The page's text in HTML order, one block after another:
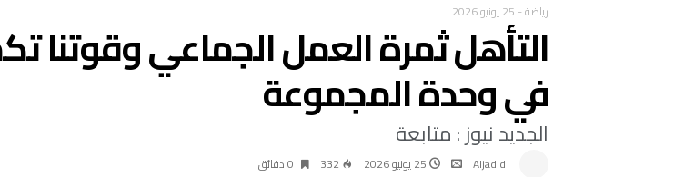
رياضة- 25 يونيو 2026
التأهل ثمرة العمل الجماعي وقوتنا
في وحدة المجموعة
الجديد نيوز : متابعة
Aljadid 25 يونيو 2026 332 0 ‫دقائق‬